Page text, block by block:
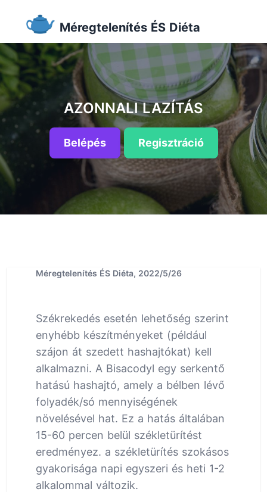
Méregtelenítés ÉS Diéta
AZONNALI LAZÍTÁS
Belépés Regisztráció
Méregtelenítés ÉS Diéta, 2022/5/26
Székrekedés esetén lehetőség szerint
enyhébb készítményeket (például
szájon át szedett hashajtókat) kell
alkalmazni. A Bisacodyl egy serkentő
hatású hashajtó, amely a bélben lévő
folyadék/só mennyiségének
növelésével hat. Ez a hatás általában
15-60 percen belül székletürítést
eredményez. a székletürítés szokásos
gyakorisága napi egyszeri és heti 1-2
alkalommal változik.